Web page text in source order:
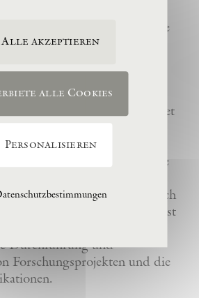
von Anselm Kiefer gegründete
–Kunststiftung hat es
das künstlerische
Anselm Kiefer zu
La Ribaute für
zu erhalten. Sie widmet
und der Wertschätzung
insbesondere des
Kiefer, indem sie seine
Künstler bewahrt und
in La Ribaute zugänglich
fördert zeitgenössische Kunst
von internationalen
Durchführung und
Forschungsprojekten und die
Alle akzeptieren
alle Cookies
Personalisieren